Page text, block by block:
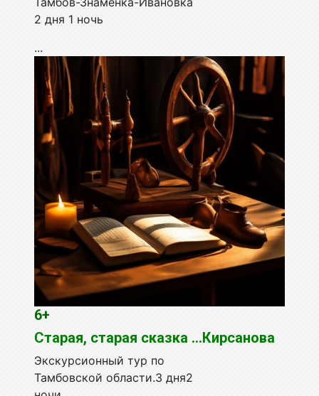
2 дня 1 ночь
...
6+
Старая, старая сказка …Кирсанова
Экскурсионный тур по
Тамбовской области.3 дня2